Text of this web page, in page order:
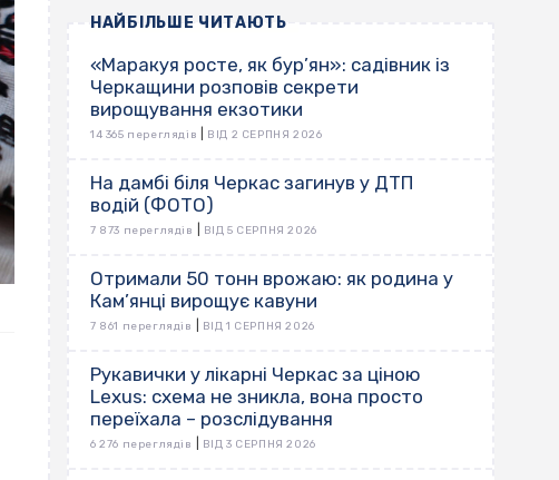
НАЙБІЛЬШЕ ЧИТАЮТЬ
«Маракуя росте, як бур’ян»: садівник із
Черкащини розповів секрети
вирощування екзотики
14 365 переглядів ВІД 2 СЕРПНЯ 2026
На дамбі біля Черкас загинув у ДТП
водій (ФОТО)
7 873 переглядів ВІД 5 СЕРПНЯ 2026
Отримали 50 тонн врожаю: як родина у
Кам’янці вирощує кавуни
7 861 переглядів ВІД 1 СЕРПНЯ 2026
Рукавички у лікарні Черкас за ціною
Lexus: схема не зникла, вона просто
переїхала – розслідування
6 276 переглядів ВІД 3 СЕРПНЯ 2026